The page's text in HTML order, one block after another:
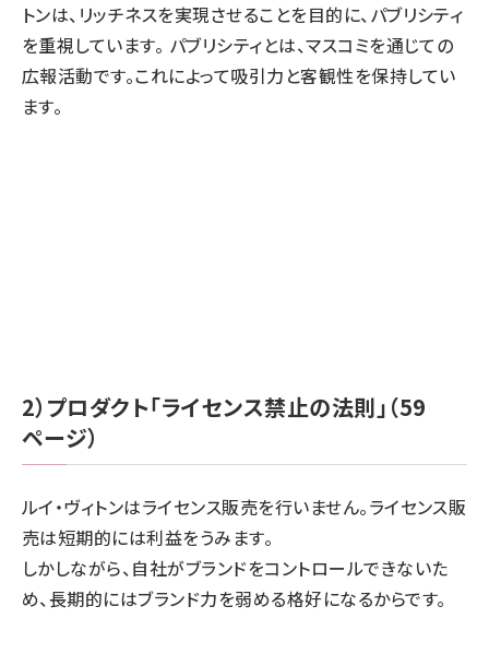
トンは、リッチネスを実現させることを目的に、パブリシティ
を重視しています。 パブリシティとは、マスコミを通じての
広報活動です。これによって吸引力と客観性を保持してい
ます。
2）プロダクト「ライセンス禁止の法則」（59
ページ）
ルイ・ヴィトンはライセンス販売を行いません。ライセンス販
売は短期的には利益をうみます。
しかしながら、自社がブランドをコントロールできないた
め、長期的にはブランド力を弱める格好になるからです。